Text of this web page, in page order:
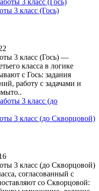
3 класс (Гось)
3 класс (Гось) —
класса в логике
с Гось: задания
работу с задачами и
3 класс (до Скворцовой)
3 класс (до Скворцовой)
согласованный с
со Скворцовой: